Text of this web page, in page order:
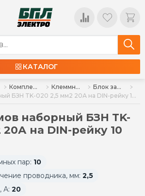
КАТАЛОГ
Комплектующие для щитов Клеммные колодки, клеммы
Блок зажимов ТВ, БЗН
Блок зажимов наборный БЗН TK-020 2,5 мм2 20А на DIN-рейку 10 пар IEK
наборный БЗН TK-
на DIN-рейку 10
пар: 10
проводника, мм: 2,5
А: 20